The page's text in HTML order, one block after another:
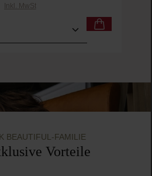
Inkl. MwSt
Gib den gewünschten Wert
BEAUTIFUL-FAMILIE
Vorteile